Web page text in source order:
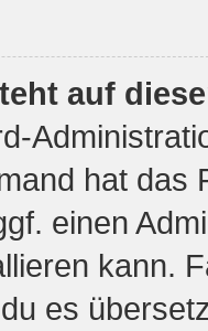
auf
hat das
einen
kann.
es